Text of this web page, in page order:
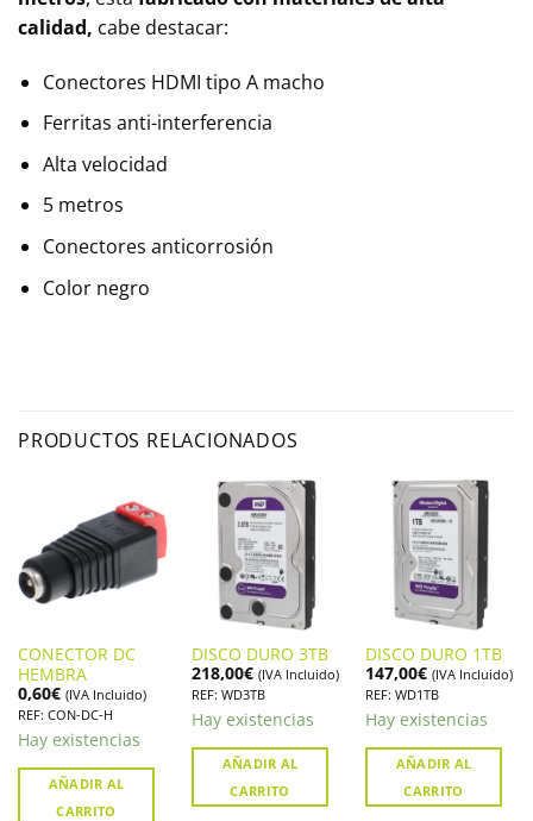
calidad, cabe destacar:
Conectores HDMI tipo A macho
Ferritas anti-interferencia
Alta velocidad
5 metros
Conectores anticorrosión
Color negro
PRODUCTOS RELACIONADOS
CONECTOR DC
HEMBRA
0,60€ (IVA Incluido)
REF: CON-DC-H
Hay existencias
AÑADIR AL
CARRITO
DISCO DURO 3TB
218,00€ (IVA Incluido)
REF: WD3TB
Hay existencias
AÑADIR AL
CARRITO
DISCO DURO 1TB
147,00€ (IVA Incluido)
REF: WD1TB
Hay existencias
AÑADIR AL
CARRITO